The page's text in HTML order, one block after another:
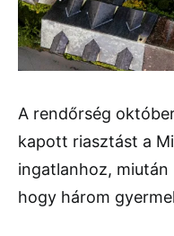
A rendőrség
kapott riasztást a
ingatlanhoz,
hogy három